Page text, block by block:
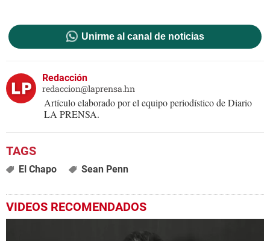
Unirme al canal de noticias
Redacción
redaccion@laprensa.hn
Artículo elaborado por el equipo periodístico de Diario
LA PRENSA.
El Chapo Sean Penn
VIDEOS RECOMENDADOS